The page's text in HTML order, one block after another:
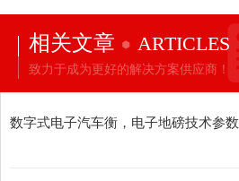
相关文章 ARTICLES
致力于成为更好的解决方案供应商！
数字式电子汽车衡，电子地磅技术参数